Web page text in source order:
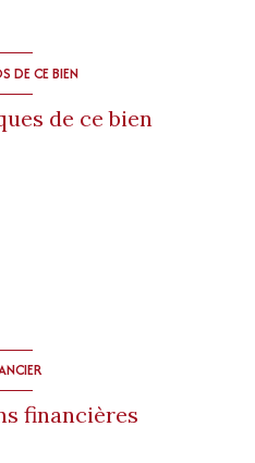
DE CE BIEN
de ce bien
financières